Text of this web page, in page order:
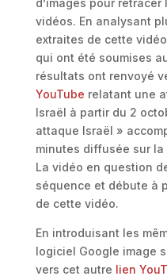
d’images pour
vidéos. En analysant
extraites de cette
qui ont été soumises
résultats ont renvoyé
YouTube relatant une
Israël à partir du 2
attaque Israël »
minutes diffusée sur la
La vidéo en question
séquence et débute à
de cette vidéo.
En introduisant les
logiciel Google image
vers cet autre lien